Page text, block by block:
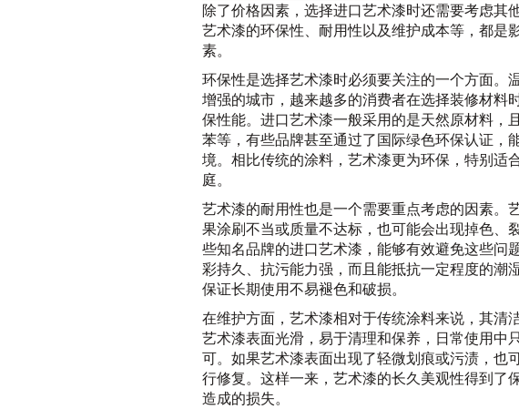
除了价格因素，选择进口艺术漆时还需要考虑其
艺术漆的环保性、耐用性以及维护成本等，都是
素。
环保性是选择艺术漆时必须要关注的一个方面。
增强的城市，越来越多的消费者在选择装修材料
保性能。进口艺术漆一般采用的是天然原材料，
苯等，有些品牌甚至通过了国际绿色环保认证，
境。相比传统的涂料，艺术漆更为环保，特别适
庭。
艺术漆的耐用性也是一个需要重点考虑的因素。
果涂刷不当或质量不达标，也可能会出现掉色、
些知名品牌的进口艺术漆，能够有效避免这些问
彩持久、抗污能力强，而且能抵抗一定程度的潮
保证长期使用不易褪色和破损。
在维护方面，艺术漆相对于传统涂料来说，其清
艺术漆表面光滑，易于清理和保养，日常使用中
可。如果艺术漆表面出现了轻微划痕或污渍，也
行修复。这样一来，艺术漆的长久美观性得到了
造成的损失。